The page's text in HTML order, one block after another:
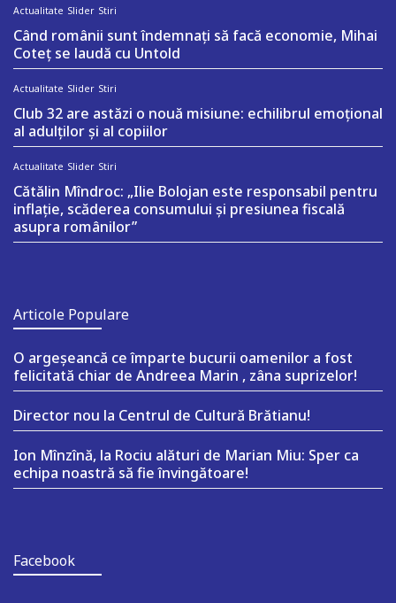
Actualitate Slider Stiri
Când românii sunt îndemnați să facă economie, Mihai
Coteț se laudă cu Untold
Actualitate Slider Stiri
Club 32 are astăzi o nouă misiune: echilibrul emoțional
al adulților și al copiilor
Actualitate Slider Stiri
Cătălin Mîndroc: „Ilie Bolojan este responsabil pentru
inflație, scăderea consumului și presiunea fiscală
asupra românilor”
Articole Populare
O argeşeancă ce împarte bucurii oamenilor a fost
felicitată chiar de Andreea Marin , zâna suprizelor!
Director nou la Centrul de Cultură Brătianu!
Ion Mînzînă, la Rociu alături de Marian Miu: Sper ca
echipa noastră să fie învingătoare!
Facebook